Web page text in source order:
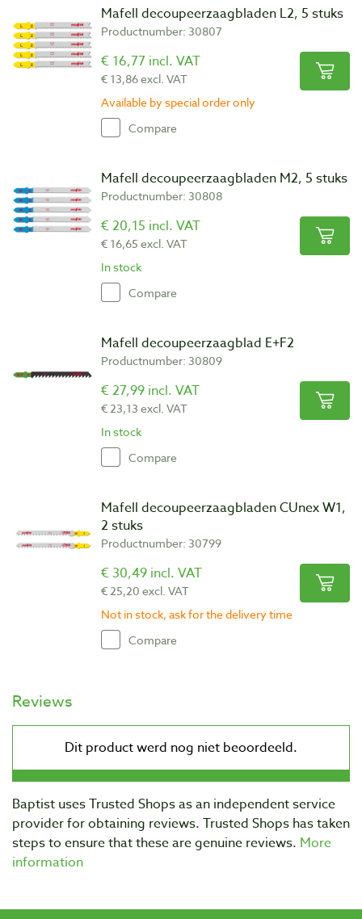
Mafell decoupeerzaagbladen L2, 5 stuks
Productnumber: 30807
€ 16,77 incl. VAT
€ 13,86 excl. VAT
Available by special order only
Compare
Mafell decoupeerzaagbladen M2, 5 stuks
Productnumber: 30808
€ 20,15 incl. VAT
€ 16,65 excl. VAT
In stock
Compare
Mafell decoupeerzaagblad E+F2
Productnumber: 30809
€ 27,99 incl. VAT
€ 23,13 excl. VAT
In stock
Compare
Mafell decoupeerzaagbladen CUnex W1,
2 stuks
Productnumber: 30799
€ 30,49 incl. VAT
€ 25,20 excl. VAT
Not in stock, ask for the delivery time
Compare
Reviews
Baptist uses Trusted Shops as an independent service
provider for obtaining reviews. Trusted Shops has taken
steps to ensure that these are genuine reviews. More
information